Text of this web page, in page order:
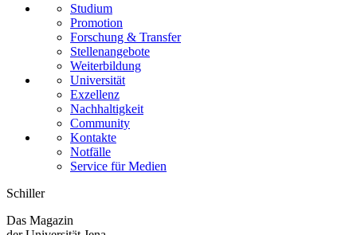
Studium
Promotion
Forschung & Transfer
Stellenangebote
Weiterbildung
Universität
Exzellenz
Nachhaltigkeit
Community
Kontakte
Notfälle
Service für Medien
Schiller
Das Magazin